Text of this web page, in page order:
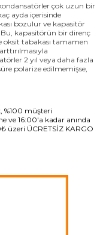
çok uzun bir
ayda içerisinde
bozulur ve kapasitör
kapasitörün bir direnç
oksit tabakası tamamen
2 yıl veya daha fazla
polarize edilmemişse,
%100 müşteri
ve 16:00'a kadar anında
üzeri ÜCRETSİZ KARGO